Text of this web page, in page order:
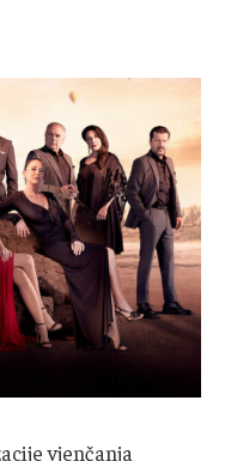
vjenčanja